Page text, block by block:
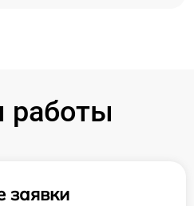
работы
заявки